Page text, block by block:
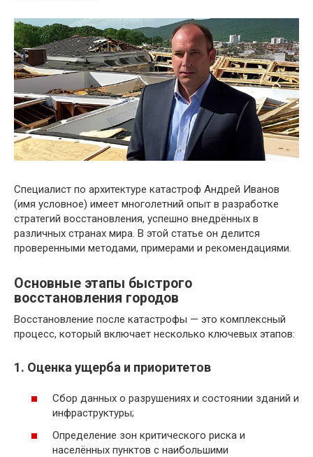
Специалист по архитектуре катастроф Андрей Иванов
(имя условное) имеет многолетний опыт в разработке
стратегий восстановления, успешно внедрённых в
различных странах мира. В этой статье он делится
проверенными методами, примерами и рекомендациями.
Основные этапы быстрого
восстановления городов
Восстановление после катастрофы — это комплексный
процесс, который включает несколько ключевых этапов:
1. Оценка ущерба и приоритетов
Сбор данных о разрушениях и состоянии зданий и
инфраструктуры;
Определение зон критического риска и
населённых пунктов с наибольшими